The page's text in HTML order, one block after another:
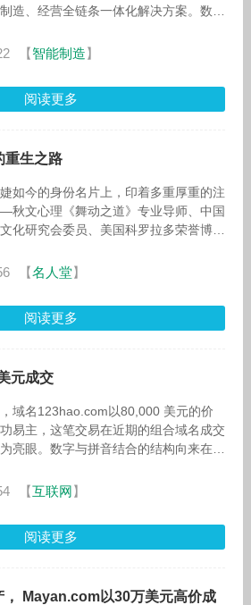
造、经营全链条一体化解决方案。数码
字企业董事长赵震，以及双
【智能制造】
阅读更多
重生之路
如今的身份名片上，印着多重厚重的注
文心理《舞动之道》专业导师、中国
化研究会委员、美国科罗拉多荣誉博
年度美育人物贡献奖”。曾有学
【名人堂】
阅读更多
元成交
域名123hao.com以80,000 美元的价
易主，这笔交易在近期的组合域名成交
亮眼。数字与拼音结合的结构向来在市
名在含义与使用
【互联网】
阅读更多
， Mayan.com以30万美元高价成